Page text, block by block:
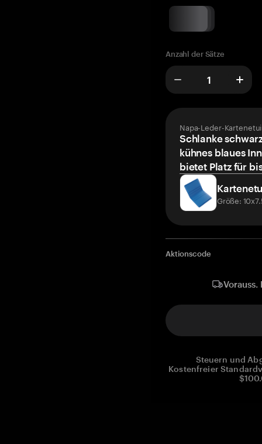
Anzahl der Sätze
Napa-Leder-
Schlanke
kühnes blaues
bietet Platz für
Größe:
Aktionscode
Steuern und
Kostenfreier